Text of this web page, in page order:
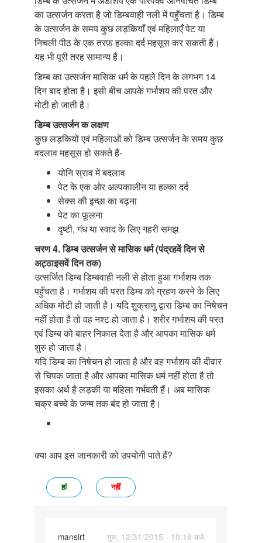
का उत्सर्जन करता है जो डिम्बवाही नली में पहुँचता है। डिम्ब
के उत्सर्जन के समय कुछ लड़कियाँ एवं महिलाएँ पेट या
निचली पीठ के एक तरफ़ हल्का दर्द महसूस कर सकती हैं।
यह भी पूरी तरह सामान्य है।
डिम्ब का उत्सर्जन मासिक धर्म के पहले दिन के लगभग 14
दिन बाद होता है। इसी बीच आपके गर्भाशय की परत और
मोटी हो जाती है।
डिम्ब उत्सर्जन क लक्षण
कुछ लड़कियों एवं महिलाओं को डिम्ब उत्सर्जन के समय कुछ
वदलाव महसूस हो सकते हैं-
योनि स्राव में बदलाव
पेट के एक ओर अल्पकालीन या हल्का दर्द
सेक्स की इच्छा का बढ़ना
पेट का फ़ूलना
दृष्टी, गंध या स्वाद के लिए गहरी समझ
चरण 4. डिम्ब उत्सर्जन से मासिक धर्म (पंद्रहवें दिन से
अट्ठाइसवें दिन तक)
उत्सर्जित डिम्ब डिम्बवाही नली से होता हुआ गर्भाशय तक
पहुँचता है। गर्भाशय की परत डिम्ब को ग्रहण करने के लिए
अधिक मोटी हो जाती है। यदि शुक्राणु द्वारा डिम्ब का निषेचन
नहीं होता है तो वह नश्ट हो जाता है। शरीर गर्भाशय की परत
एवं डिम्ब को बाहर निकाल देता है और आपका मासिक धर्म
शुरु हो जाता है।
यदि डिम्ब का निषेचन हो जाता है और वह गर्भाशय की दीवार
से चिपक जाता है और आपका मासिक धर्म नहीं होता है तो
इसका अर्थ है लड़की या महिला गर्भवती हैं। अब मासिक
चक्र बच्चे के जन्म तक बंद हो जाता है।
क्या आप इस जानकारी को उपयोगी पाते हैं?
हां नहीं
mansirt
गुरु, 12/31/2015 - 10:19 बजे